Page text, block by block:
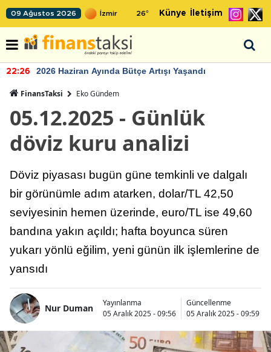
09 Ağustos 2026 26° Künye İletişim
22:26 2026 Haziran Ayında Bütçe Artışı Yaşandı
FinansTaksi Eko Gündem
05.12.2025 - Günlük
döviz kuru analizi
Döviz piyasası bugün güne temkinli ve dalgalı
bir görünümle adım atarken, dolar/TL 42,50
seviyesinin hemen üzerinde, euro/TL ise 49,60
bandına yakın açıldı; hafta boyunca süren
yukarı yönlü eğilim, yeni günün ilk işlemlerine de
yansıdı
Nur Duman
Yayınlanma
05 Aralık 2025 - 09:56
Güncellenme
05 Aralık 2025 - 09:59